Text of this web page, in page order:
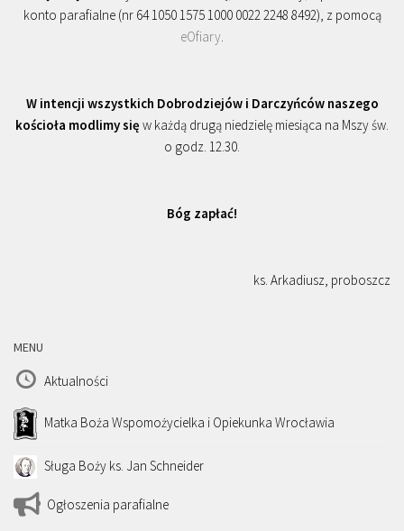
konto parafialne (nr 64 1050 1575 1000 0022 2248 8492), z pomocą
eOfiary.
W intencji wszystkich Dobrodziejów i Darczyńców naszego
kościoła modlimy się w każdą drugą niedzielę miesiąca na Mszy św.
o godz. 12.30.
Bóg zapłać!
ks. Arkadiusz, proboszcz
MENU
Aktualności
Matka Boża Wspomożycielka i Opiekunka Wrocławia
Sługa Boży ks. Jan Schneider
Ogłoszenia parafialne